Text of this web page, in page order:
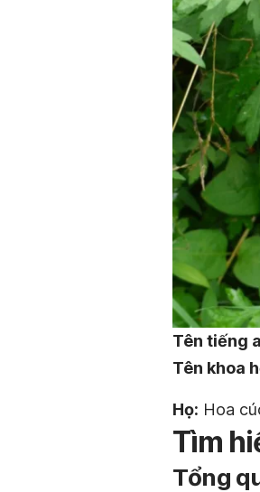
Tên tiếng
Tên khoa
Họ: Hoa
Tìm
Tổng